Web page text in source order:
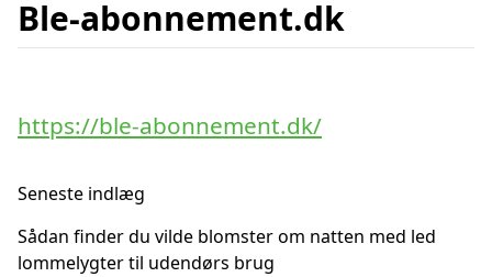
Ble-abonnement.dk
https://ble-abonnement.dk/
Seneste indlæg
Sådan finder du vilde blomster om natten med led
lommelygter til udendørs brug